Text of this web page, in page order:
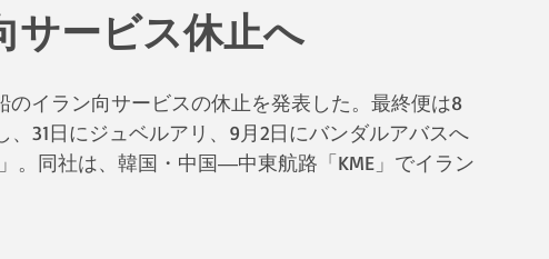
サービス休止へ
のイラン向サービスの休止を発表した。最終便は8
、31日にジュベルアリ、9月2日にバンダルアバスへ
。同社は、韓国・中国―中東航路「KME」でイラン